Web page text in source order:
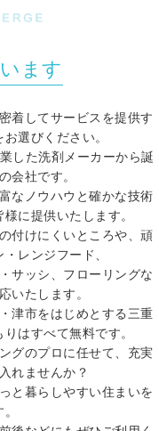
ます
着してサービスを提供す
選びください。
した洗剤メーカーから誕
会社です。
なノウハウと確かな技術
に提供いたします。
付けにくいところや、頑
レンジフード、
サッシ、フローリングな
いたします。
津市をはじめとする三重
はすべて無料です。
グのプロに任せて、充実
れませんか？
と暮らしやすい住まいを